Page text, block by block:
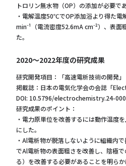
トロリン無水物（OP）の添加が必要で
・電解温度50℃でOP添加浴より得た
min⁻¹（電流密度52.6mA cm⁻²）、表
た。
2020～2022年度の研究成果
研究開発項目：「高速電析技術の開発」
掲載誌：日本の電気化学会の会誌「
DOI: 10.5796/electrochemistry.24-
研究成果のポイント：
・電力原単位を改善するには動作温度
にした。
・Al電析物が脱落しないように組織内
でAl電析物の表面粗さを改善し、陰極
る）を改善する必要があることを明らか